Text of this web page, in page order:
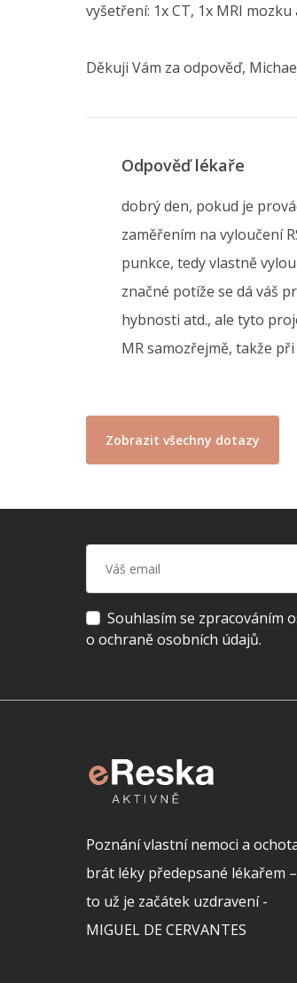
vyšetření: 1x CT, 1x MRI mozku
Děkuji Vám za odpověď,
Odpověď lékaře
dobrý den, pokud je
zaměřením na vyloučení
punkce, tedy vlastně
značné potíže se dá váš
hybnosti atd., ale tyto
MR samozřejmě, takže
Zobrazit všechny dotazy
Souhlasím se zpracováním
o ochraně osobních údajů.
Poznání vlastní nemoci a
brát léky předepsané lékařem –
to už je začátek uzdravení -
MIGUEL DE CERVANTES